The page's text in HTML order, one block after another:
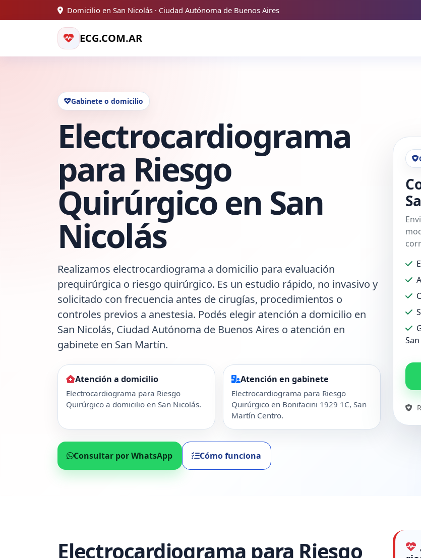
Domicilio en San Nicolás · Ciudad Autónoma de Buenos Aires
ECG.COM.AR
Gabinete o domicilio
Electrocardiograma
para Riesgo
Quirúrgico en San
Nicolás
Realizamos electrocardiograma a domicilio para evaluación
prequirúrgica o riesgo quirúrgico. Es un estudio rápido, no invasivo y
solicitado con frecuencia antes de cirugías, procedimientos o
controles previos a anestesia. Podés elegir atención a domicilio en
San Nicolás, Ciudad Autónoma de Buenos Aires o atención en
gabinete en San Martín.
Atención a domicilio
Electrocardiograma para Riesgo
Quirúrgico a domicilio en San Nicolás.
Atención en gabinete
Electrocardiograma para Riesgo
Quirúrgico en Bonifacini 1929 1C, San
Martín Centro.
Consultar por WhatsApp Cómo funciona
Electrocardiograma para Riesgo